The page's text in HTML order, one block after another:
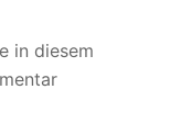
in diesem